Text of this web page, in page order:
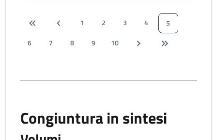
1 2 3 4
5
6
7 8 9 10
Congiuntura in sintesi